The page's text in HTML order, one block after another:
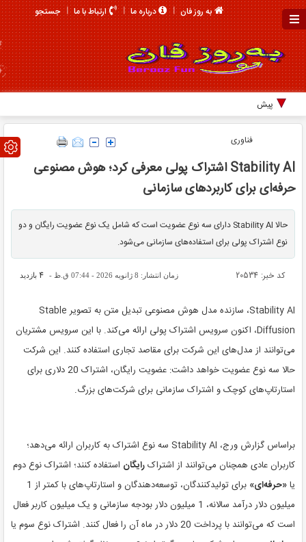
به روز فان درباره ما ارتباط با ما جستجو
پیشرفت‌های
فناوری
Stability AI اشتراک‌ پولی معرفی کرد؛ هوش مصنوعی
حرفه‌ای برای کاربردهای سازمانی
حالا Stability AI دارای سه نوع عضویت است که شامل یک نوع عضویت رایگان و دو
نوع اشتراک پولی برای استفاده‌های سازمانی می‌شود.
کد خبر: 20534 زمان انتشار: 8 ژانویه 2026 - 07:44 ق.ظ - 4 بازدید
Stability AI، سازنده مدل هوش مصنوعی تبدیل متن به تصویر Stable
Diffusion، اکنون سرویس اشتراک پولی ارائه می‌کند. با این سرویس مشتریان
می‌توانند از مدل‌های این شرکت برای مقاصد تجاری استفاده کنند. این شرکت
حالا سه نوع عضویت خواهد داشت: عضویت رایگان، اشتراک 20 دلاری برای
استارتاپ‌های کوچک و اشتراک سازمانی برای شرکت‌های بزرگ.
براساس گزارش ورج، Stability AI سه نوع اشتراک به کاربران ارائه می‌دهد؛
کاربران عادی همچنان می‌توانند از اشتراکرایگان استفاده کنند؛ اشتراک نوع دوم
یا«حرفه‌ای»
برای تولیدکنندگان، توسعه‌دهندگان و استارتاپ‌های با کمتر از 1
میلیون دلار درآمد سالانه، 1 میلیون دلار بودجه سازمانی و یک میلیون کاربر فعال
است که می‌توانند با پرداخت 20 دلار در ماه آن را فعال کنند. اشتراک نوع سوم یا